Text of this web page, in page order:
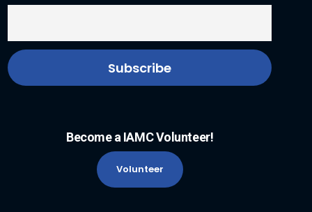
Become a IAMC Volunteer!
Volunteer